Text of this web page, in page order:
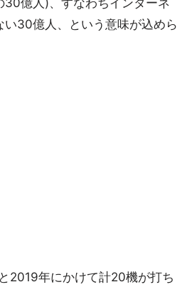
い30億人、という意味が込めら
2019年にかけて計20機が打ち